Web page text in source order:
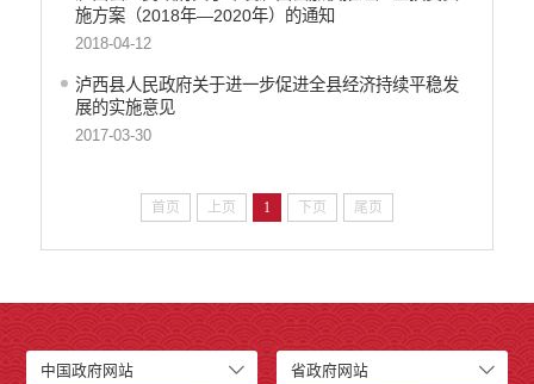
施方案（2018年—2020年）的通知
2018-04-12
泸西县人民政府关于进一步促进全县经济持续平稳发
展的实施意见
2017-03-30
首页 上页 1 下页 尾页
中国政府网站 省政府网站